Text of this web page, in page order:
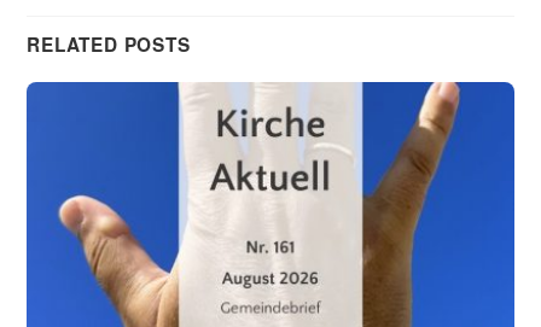
RELATED POSTS